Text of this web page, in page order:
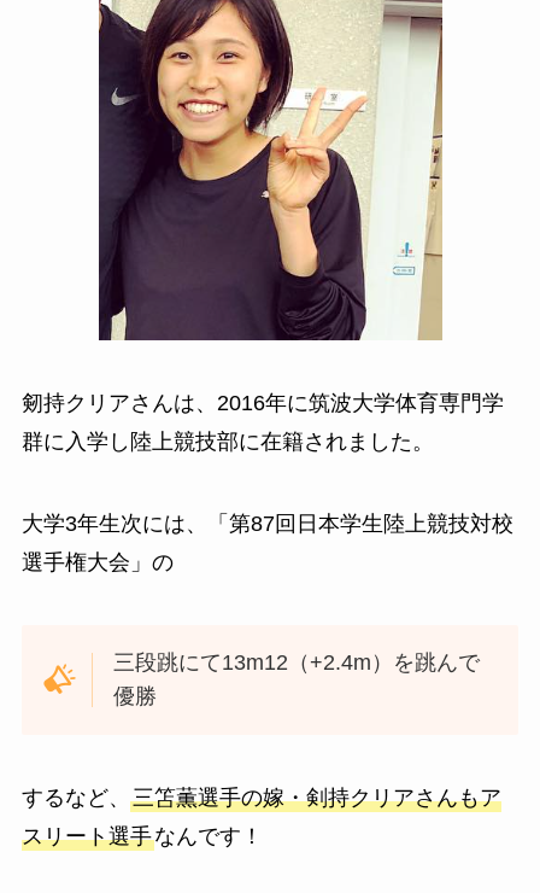
剱持クリアさんは、2016年に筑波大学体育専門学
群に入学し陸上競技部に在籍されました。
大学3年生次には、「第87回日本学生陸上競技対校
選手権大会」の
三段跳にて13m12（+2.4m）を跳んで
優勝
するなど、 三笘薫選手の嫁・剣持クリアさんもア
スリート選手なんです！